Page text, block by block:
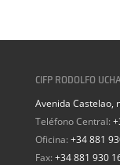
CIFP RODOLFO
Avenida Castelao,
Teléfono Central:
Oficina: +34 881
Fax: +34 881 930